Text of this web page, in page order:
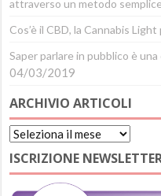
attraverso un metodo
Cos’è il CBD, la Cannabis
Saper parlare in pubblico è
04/03/2019
ARCHIVIO ARTICOLI
Archivio
Articoli
ISCRIZIONE